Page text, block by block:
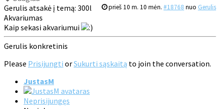
prieš 10 m. 10 mėn. #18768 nuo Gerulis
Gerulis atsakė į temą: 300l
Akvariumas
Kaip sekasi akvariumui
Gerulis konkretinis
Please Prisijungti orSukurti sąskaitą to join the conversation.
JustasM
Neprisijungęs